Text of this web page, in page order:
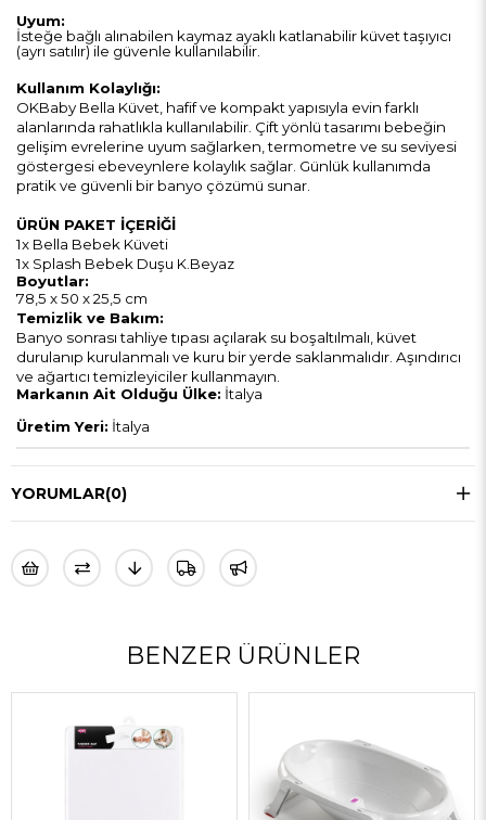
Uyum:
İsteğe bağlı alınabilen kaymaz ayaklı katlanabilir küvet taşıyıcı
(ayrı satılır) ile güvenle kullanılabilir.
Kullanım Kolaylığı:
OKBaby Bella Küvet, hafif ve kompakt yapısıyla evin farklı
alanlarında rahatlıkla kullanılabilir. Çift yönlü tasarımı bebeğin
gelişim evrelerine uyum sağlarken, termometre ve su seviyesi
göstergesi ebeveynlere kolaylık sağlar. Günlük kullanımda
pratik ve güvenli bir banyo çözümü sunar.
ÜRÜN PAKET İÇERİĞİ
1x Bella Bebek Küveti
1x Splash Bebek Duşu K.Beyaz
Boyutlar:
78,5 x 50 x 25,5 cm
Temizlik ve Bakım:
Banyo sonrası tahliye tıpası açılarak su boşaltılmalı, küvet
durulanıp kurulanmalı ve kuru bir yerde saklanmalıdır. Aşındırıcı
ve ağartıcı temizleyiciler kullanmayın.
Markanın Ait Olduğu Ülke: İtalya
Üretim Yeri: İtalya
YORUMLAR(0)
BENZER ÜRÜNLER